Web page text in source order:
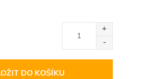
DO KOŠÍKU